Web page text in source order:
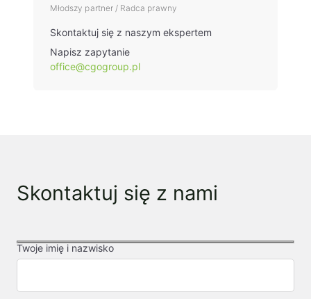
Młodszy partner / Radca prawny
Skontaktuj się z naszym ekspertem
Napisz zapytanie
office@cgogroup.pl
Skontaktuj się z nami
Twoje imię i nazwisko